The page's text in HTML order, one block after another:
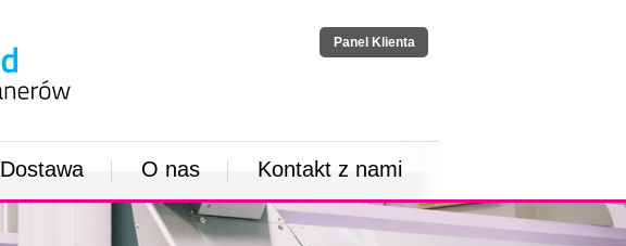
Panel Klienta
Dostawa O nas Kontakt z nami